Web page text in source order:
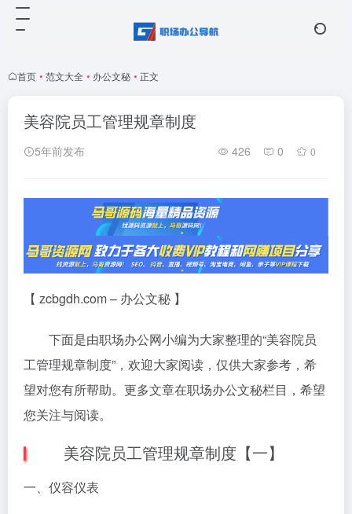
首页 • 范文大全 • 办公文秘 • 正文
美容院员工管理规章制度
5年前发布 426 0 0
【 zcbgdh.com – 办公文秘 】
下面是由职场办公网小编为大家整理的“美容院员
工管理规章制度”，欢迎大家阅读，仅供大家参考，希
望对您有所帮助。更多文章在职场办公文秘栏目，希望
您关注与阅读。
美容院员工管理规章制度【一】
一、仪容仪表